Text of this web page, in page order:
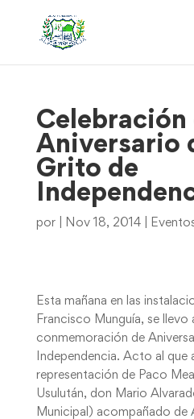
Celebración
Aniversario
Grito de
por Nov 18, 2014|
Esta mañana en las
Francisco Munguía, se llevo
conmemoración de
Independencia. Acto al que
representación de Paco
Usulután, don Mario
Municipal) acompañado de